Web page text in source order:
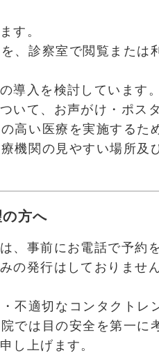
す。
、診察室で閲覧または
導入を検討しています。
て、お声がけ・ポス
高い医療を実施するた
機関の見やすい場所及
方へ
、事前にお電話で予約
の発行はしておりません
・不適切なコンタクト
では目の安全を第一に
し上げます。